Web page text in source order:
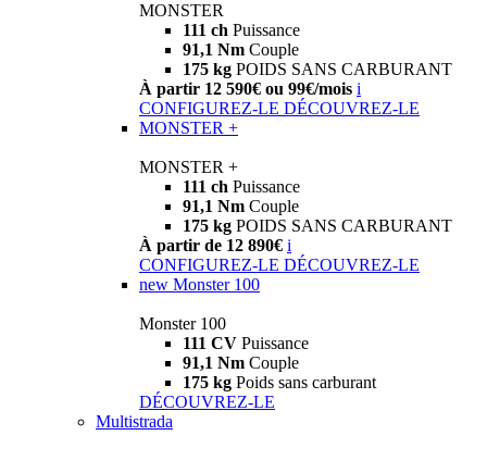
MONSTER
111 ch Puissance
91,1 Nm Couple
175 kg POIDS SANS CARBURANT
À partir 12 590€ ou 99€/mois i
CONFIGUREZ-LE DÉCOUVREZ-LE
MONSTER +
MONSTER +
111 ch Puissance
91,1 Nm Couple
175 kg POIDS SANS CARBURANT
À partir de 12 890€ i
CONFIGUREZ-LE DÉCOUVREZ-LE
new Monster 100
Monster 100
111 CV Puissance
91,1 Nm Couple
175 kg Poids sans carburant
DÉCOUVREZ-LE
Multistrada